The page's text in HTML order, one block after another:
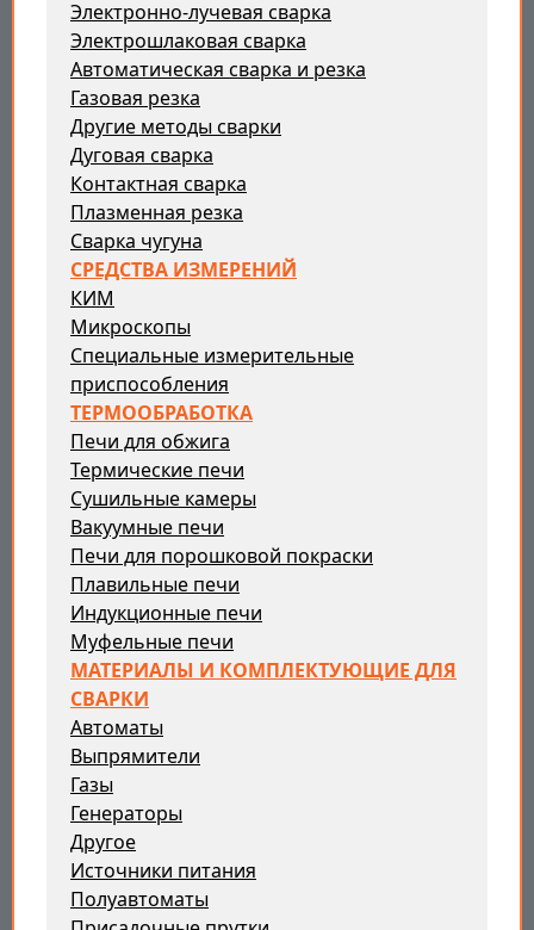
Электронно-лучевая сварка
Электрошлаковая сварка
Автоматическая сварка и резка
Газовая резка
Другие методы сварки
Дуговая сварка
Контактная сварка
Плазменная резка
Сварка чугуна
СРЕДСТВА ИЗМЕРЕНИЙ
КИМ
Микроскопы
Специальные измерительные
приспособления
ТЕРМООБРАБОТКА
Печи для обжига
Термические печи
Сушильные камеры
Вакуумные печи
Печи для порошковой покраски
Плавильные печи
Индукционные печи
Муфельные печи
МАТЕРИАЛЫ И КОМПЛЕКТУЮЩИЕ ДЛЯ
СВАРКИ
Автоматы
Выпрямители
Газы
Генераторы
Другое
Источники питания
Полуавтоматы